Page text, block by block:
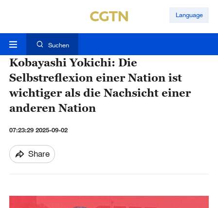
Language
Suchen
Kobayashi Yokichi: Die
Selbstreflexion einer Nation ist
wichtiger als die Nachsicht einer
anderen Nation
07:23:29 2025-09-02
Share